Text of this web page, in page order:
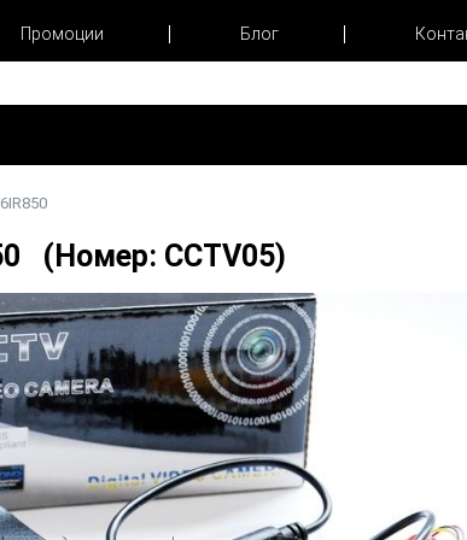
Промоции Блог
(Номер: CCTV05)